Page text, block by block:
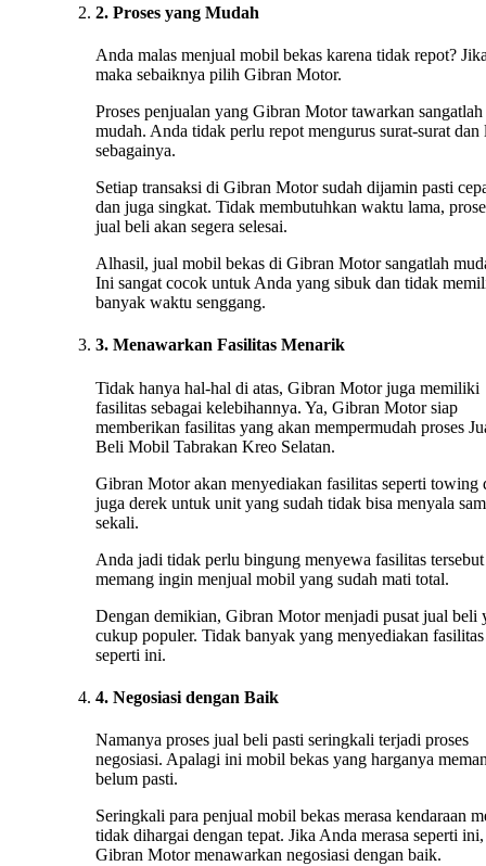
2. Proses yang Mudah
Anda malas menjual mobil bekas karena tidak repot?
maka sebaiknya pilih Gibran Motor.
Proses penjualan yang Gibran Motor tawarkan sangatlah
mudah. Anda tidak perlu repot mengurus surat-surat dan
sebagainya.
Setiap transaksi di Gibran Motor sudah dijamin pasti
dan juga singkat. Tidak membutuhkan waktu lama,
jual beli akan segera selesai.
Alhasil, jual mobil bekas di Gibran Motor sangatlah
Ini sangat cocok untuk Anda yang sibuk dan tidak
banyak waktu senggang.
3. Menawarkan Fasilitas Menarik
Tidak hanya hal-hal di atas, Gibran Motor juga memiliki
fasilitas sebagai kelebihannya. Ya, Gibran Motor siap
memberikan fasilitas yang akan mempermudah proses
Beli Mobil Tabrakan Kreo Selatan.
Gibran Motor akan menyediakan fasilitas seperti towing
juga derek untuk unit yang sudah tidak bisa menyala
sekali.
Anda jadi tidak perlu bingung menyewa fasilitas
memang ingin menjual mobil yang sudah mati total.
Dengan demikian, Gibran Motor menjadi pusat jual beli
cukup populer. Tidak banyak yang menyediakan fasilitas
seperti ini.
4. Negosiasi dengan Baik
Namanya proses jual beli pasti seringkali terjadi proses
negosiasi. Apalagi ini mobil bekas yang harganya
belum pasti.
Seringkali para penjual mobil bekas merasa kendaraan
tidak dihargai dengan tepat. Jika Anda merasa seperti ini,
Gibran Motor menawarkan negosiasi dengan baik.